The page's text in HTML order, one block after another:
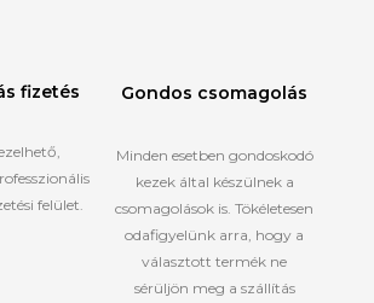
fizetés
felület.
Gondos csomagolás
Minden esetben gondoskodó
kezek által készülnek a
csomagolások is. Tökéletesen
odafigyelünk arra, hogy a
választott termék ne
sérüljön meg a szállítás